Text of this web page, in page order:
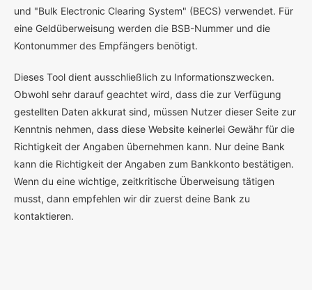
und "Bulk Electronic Clearing System" (BECS) verwendet. Für
eine Geldüberweisung werden die BSB-Nummer und die
Kontonummer des Empfängers benötigt.
Dieses Tool dient ausschließlich zu Informationszwecken.
Obwohl sehr darauf geachtet wird, dass die zur Verfügung
gestellten Daten akkurat sind, müssen Nutzer dieser Seite zur
Kenntnis nehmen, dass diese Website keinerlei Gewähr für die
Richtigkeit der Angaben übernehmen kann. Nur deine Bank
kann die Richtigkeit der Angaben zum Bankkonto bestätigen.
Wenn du eine wichtige, zeitkritische Überweisung tätigen
musst, dann empfehlen wir dir zuerst deine Bank zu
kontaktieren.